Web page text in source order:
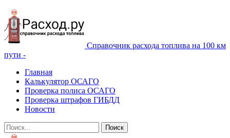
Справочник расхода топлива на 100 км
пути -
Главная
Калькулятор ОСАГО
Проверка полиса ОСАГО
Проверка штрафов ГИБДД
Новости